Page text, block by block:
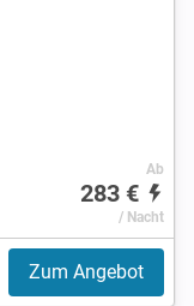
Ab
283 €
/ Nacht
Zum Angebot